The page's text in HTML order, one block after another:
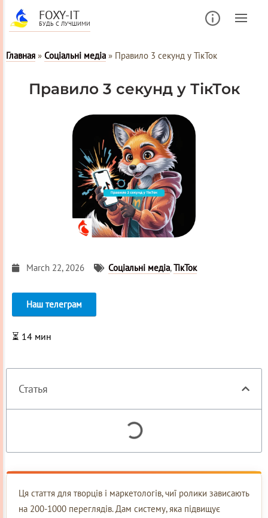
FOXY-IT
БУДЬ С ЛУЧШИМИ
Главная » Соціальні медіа » Правило 3 секунд у ТікТок
Правило 3 секунд у ТікТок
March 22, 2026 Соціальні медіа,ТікТок
Наш телеграм
⏳ 14 мин
Статья
Ця стаття для творців і маркетологів, чиї ролики зависають
на 200-1000 переглядів. Дам систему, яка підвищує